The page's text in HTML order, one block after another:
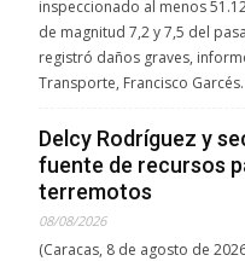
inspeccionado al menos
de magnitud 7,2 y 7,5 del
registró daños graves,
Transporte, Francisco
Delcy Rodríguez y
fuente de recursos
terremotos
08/08/2026
(Caracas, 8 de agosto de